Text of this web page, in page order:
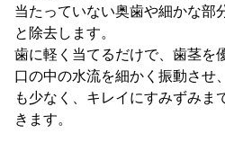
当たっていない奥歯や細かな部
と除去します。
歯に軽く当てるだけで、歯茎を
口の中の水流を細かく振動させ
も少なく、キレイにすみずみま
きます。